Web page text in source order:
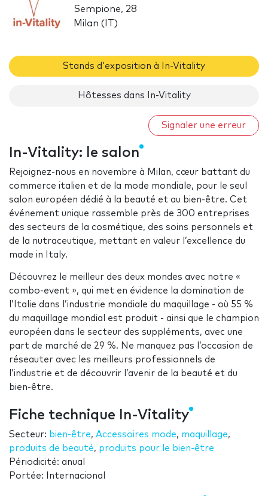
Sempione, 28
Milan (IT)
Stands d'exposition à In-Vitality
Hôtesses dans In-Vitality
Signaler une erreur
In-Vitality: le salon
Rejoignez-nous en novembre à Milan, cœur battant du
commerce italien et de la mode mondiale, pour le seul
salon européen dédié à la beauté et au bien-être. Cet
événement unique rassemble près de 300 entreprises
des secteurs de la cosmétique, des soins personnels et
de la nutraceutique, mettant en valeur l’excellence du
made in Italy.
Découvrez le meilleur des deux mondes avec notre «
combo-event », qui met en évidence la domination de
l’Italie dans l’industrie mondiale du maquillage - où 55 %
du maquillage mondial est produit - ainsi que le champion
européen dans le secteur des suppléments, avec une
part de marché de 29 %. Ne manquez pas l’occasion de
réseauter avec les meilleurs professionnels de
l’industrie et de découvrir l’avenir de la beauté et du
bien-être.
Fiche technique In-Vitality
Secteur: bien-être, Accessoires mode, maquillage,
produits de beauté, produits pour le bien-être
Périodicité: anual
Portée: Internacional